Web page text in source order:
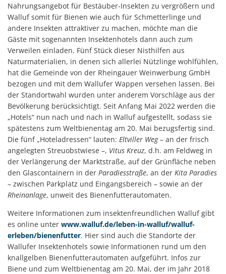
Nahrungsangebot für Bestäuber-Insekten zu vergrößern und
Walluf somit für Bienen wie auch für Schmetterlinge und
andere Insekten attraktiver zu machen, möchte man die
Gäste mit sogenannten Insektenhotels dann auch zum
Verweilen einladen. Fünf Stück dieser Nisthilfen aus
Naturmaterialien, in denen sich allerlei Nützlinge wohlfühlen,
hat die Gemeinde von der Rheingauer Weinwerbung GmbH
bezogen und mit dem Wallufer Wappen versehen lassen. Bei
der Standortwahl wurden unter anderem Vorschläge aus der
Bevölkerung berücksichtigt. Seit Anfang Mai 2022 werden die
„Hotels“ nun nach und nach in Walluf aufgestellt, sodass sie
spätestens zum Weltbienentag am 20. Mai bezugsfertig sind.
Die fünf „Hoteladressen“ lauten: Eltviller Weg– an der frisch
angelegten Streuobstwiese –, Vitus Kreuz, d.h. am Feldweg in
der Verlängerung der Marktstraße, auf der Grünfläche neben
den Glascontainern in der Paradiesstraße, an der Kita Paradies
– zwischen Parkplatz und Eingangsbereich – sowie an der
Rheinanlage, unweit des Bienenfutterautomaten.
Weitere Informationen zum insektenfreundlichen Walluf gibt
es online unter www.walluf.de/leben-in-walluf/walluf-
erleben/bienenfutter. Hier sind auch die Standorte der
Wallufer Insektenhotels sowie Informationen rund um den
knallgelben Bienenfutterautomaten aufgeführt. Infos zur
Biene und zum Weltbienentag am 20. Mai, der im Jahr 2018